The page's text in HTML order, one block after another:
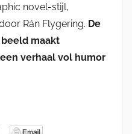
novel-stijl,
Rán Flygering. De
maakt
verhaal vol humor